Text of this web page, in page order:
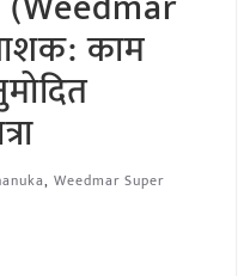
काम
, Weedmar Super